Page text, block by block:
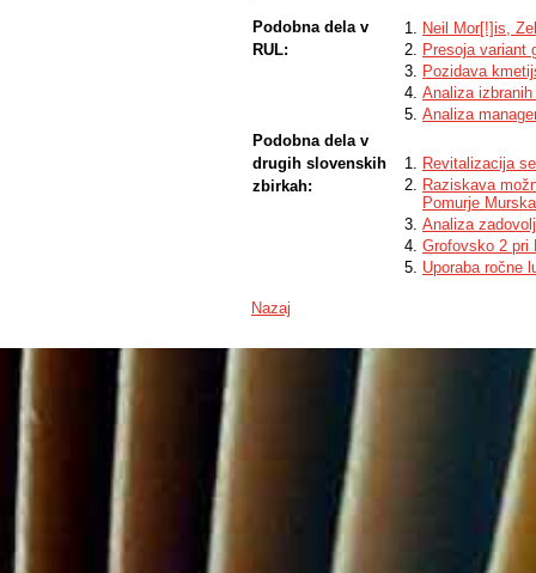
Podobna dela v
RUL:
Neil Mor[!]is,
Presoja variant
Pozidava
Analiza
Analiza
Podobna dela v
drugih slovenskih
zbirkah:
Revitalizacija
Raziskava
Pomurje
Analiza
Grofovsko 2 pri
Uporaba ročne
Nazaj